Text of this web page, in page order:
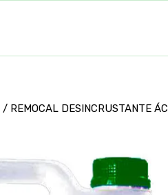
/ REMOCAL DESINCRUSTANTE